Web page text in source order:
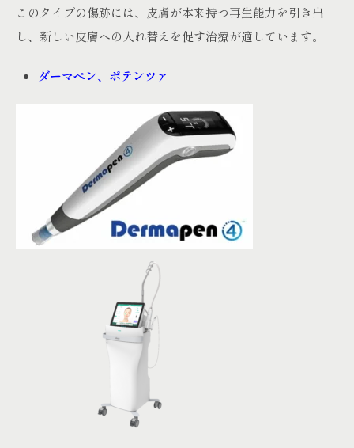
このタイプの傷跡には、皮膚が本来持つ再生能力を引き出
し、新しい皮膚への入れ替えを促す治療が適しています。
ダーマペン、ポテンツァ